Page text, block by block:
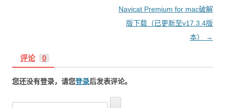
Navicat Premium for mac破解
版下载（已更新至v17.3.4版
本）
→
评论 0
您还没有登录，请您登录后发表评论。
搜